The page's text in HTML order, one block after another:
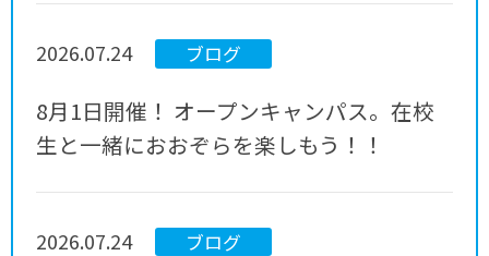
2026.07.24 ブログ
8月1日開催！ オープンキャンパス。在校
生と一緒におおぞらを楽しもう！！
2026.07.24 ブログ